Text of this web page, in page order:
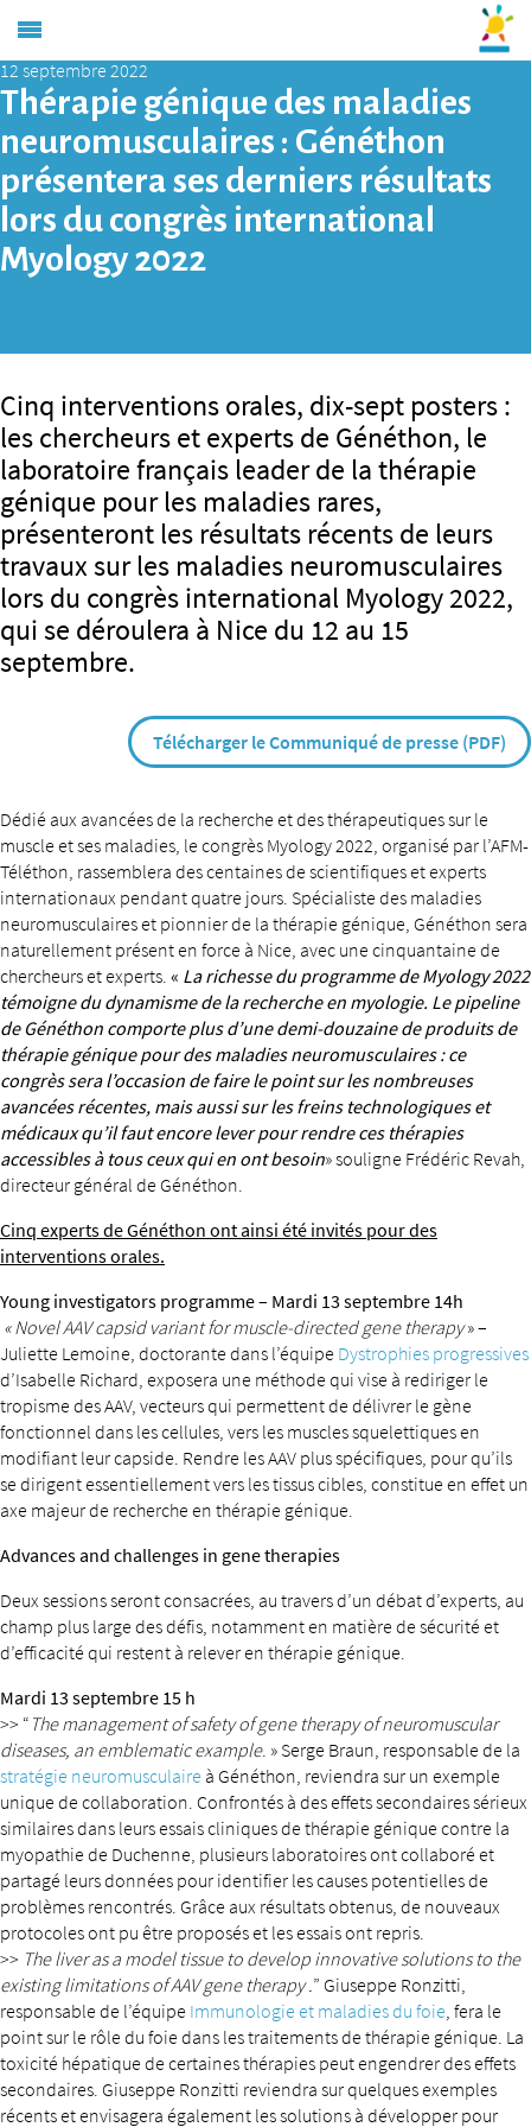
12 septembre 2022
Thérapie génique des maladies
neuromusculaires : Généthon
présentera ses derniers résultats
lors du congrès international
Myology 2022
Cinq interventions orales, dix-sept posters :
les chercheurs et experts de Généthon, le
laboratoire français leader de la thérapie
génique pour les maladies rares,
présenteront les résultats récents de leurs
travaux sur les maladies neuromusculaires
lors du congrès international Myology 2022,
qui se déroulera à Nice du 12 au 15
septembre.
Télécharger le Communiqué de presse (PDF)
Dédié aux avancées de la recherche et des thérapeutiques sur le
muscle et ses maladies, le congrès Myology 2022, organisé par l’AFM-
Téléthon, rassemblera des centaines de scientifiques et experts
internationaux pendant quatre jours. Spécialiste des maladies
neuromusculaires et pionnier de la thérapie génique, Généthon sera
naturellement présent en force à Nice, avec une cinquantaine de
chercheurs et experts. « La richesse du programme de Myology 2022
témoigne du dynamisme de la recherche en myologie. Le pipeline
de Généthon comporte plus d’une demi-douzaine de produits de
thérapie génique pour des maladies neuromusculaires : ce
congrès sera l’occasion de faire le point sur les nombreuses
avancées récentes, mais aussi sur les freins technologiques et
médicaux qu’il faut encore lever pour rendre ces thérapies
accessibles à tous ceux qui en ont besoin» souligne Frédéric Revah,
directeur général de Généthon.
Cinq experts de Généthon ont ainsi été invités pour des
interventions orales.
Young investigators programme – Mardi 13 septembre 14h
« Novel AAV capsid variant for muscle-directed gene therapy» –
Juliette Lemoine, doctorante dans l’équipe Dystrophies progressives
d’Isabelle Richard, exposera une méthode qui vise à rediriger le
tropisme des AAV, vecteurs qui permettent de délivrer le gène
fonctionnel dans les cellules, vers les muscles squelettiques en
modifiant leur capside. Rendre les AAV plus spécifiques, pour qu’ils
se dirigent essentiellement vers les tissus cibles, constitue en effet un
axe majeur de recherche en thérapie génique.
Advances and challenges in gene therapies
Deux sessions seront consacrées, au travers d’un débat d’experts, au
champ plus large des défis, notamment en matière de sécurité et
d’efficacité qui restent à relever en thérapie génique.
Mardi 13 septembre 15 h
>> “ The management of safety of gene therapy of neuromuscular
diseases, an emblematic example. » Serge Braun, responsable de la
stratégie neuromusculaire à Généthon, reviendra sur un exemple
unique de collaboration. Confrontés à des effets secondaires sérieux
similaires dans leurs essais cliniques de thérapie génique contre la
myopathie de Duchenne, plusieurs laboratoires ont collaboré et
partagé leurs données pour identifier les causes potentielles de
problèmes rencontrés. Grâce aux résultats obtenus, de nouveaux
protocoles ont pu être proposés et les essais ont repris.
>> The liver as a model tissue to develop innovative solutions to the
existing limitations of AAV gene therapy .” Giuseppe Ronzitti,
responsable de l’équipe Immunologie et maladies du foie, fera le
point sur le rôle du foie dans les traitements de thérapie génique. La
toxicité hépatique de certaines thérapies peut engendrer des effets
secondaires. Giuseppe Ronzitti reviendra sur quelques exemples
récents et envisagera également les solutions à développer pour